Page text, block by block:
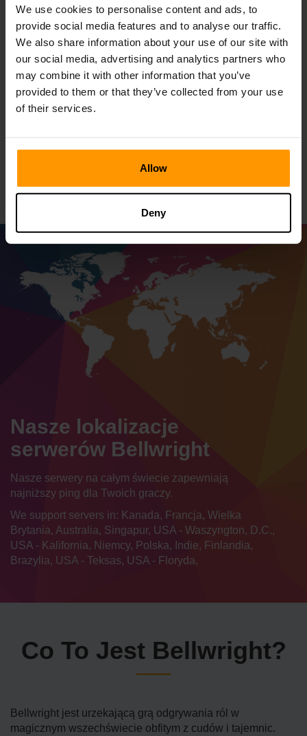
We use cookies to personalise content and ads, to
provide social media features and to analyse our traffic.
We also share information about your use of our site with
our social media, advertising and analytics partners who
may combine it with other information that you’ve
provided to them or that they’ve collected from your use
of their services.
Allow
Deny
responsywne serwery i przyjazny dla użytkownika panel
sterowania, przygotowując się do wygładzania żagli przez
magiczne przestrzenie.
Niezależnie od tego, czy zajmujesz się heroicznymi
misjami, oddawaj się trudnym walce lub formujesz silne
walki, czy też kształtuje się silny Zaklęcia, usługi
hostingowe ScalaCube zapewniają niezawodność i
rozpoczynają swoje eksploracje cyfrowe, zapewniane
Nasze lokalizacje
serwerów Bellwright
Nasze serwery na całym świecie zapewniają
najniższy ping dla Twoich graczy.
We support servers in: Kanada, Francja, Wielka
Brytania, Australia, Singapur, USA - Waszyngton, D.C.,
USA - Kalifornia, Niemcy, Polska, Indie, Finlandia,
Brazylia, USA - Teksas, USA - Floryda,
Co To Jest Bellwright?
Bellwright jest urzekającą grą odgrywania ról w
magicznym wszechświecie obfitym z cudów i tajemnic.